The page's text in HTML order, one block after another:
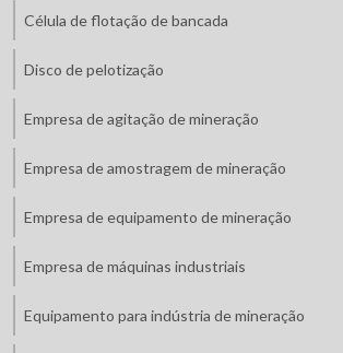
Célula de flotação de bancada
Disco de pelotização
Empresa de agitação de mineração
Empresa de amostragem de mineração
Empresa de equipamento de mineração
Empresa de máquinas industriais
Equipamento para indústria de mineração